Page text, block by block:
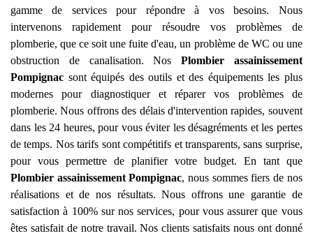
gamme de services pour répondre à vos besoins. Nous
intervenons rapidement pour résoudre vos problèmes de
plomberie, que ce soit une fuite d'eau, un problème de WC ou une
obstruction de canalisation. Nos Plombier assainissement
Pompignac sont équipés des outils et des équipements les plus
modernes pour diagnostiquer et réparer vos problèmes de
plomberie. Nous offrons des délais d'intervention rapides, souvent
dans les 24 heures, pour vous éviter les désagréments et les pertes
de temps. Nos tarifs sont compétitifs et transparents, sans surprise,
pour vous permettre de planifier votre budget. En tant que
Plombier assainissement Pompignac, nous sommes fiers de nos
réalisations et de nos résultats. Nous offrons une garantie de
satisfaction à 100% sur nos services, pour vous assurer que vous
êtes satisfait de notre travail. Nos clients satisfaits nous ont donné